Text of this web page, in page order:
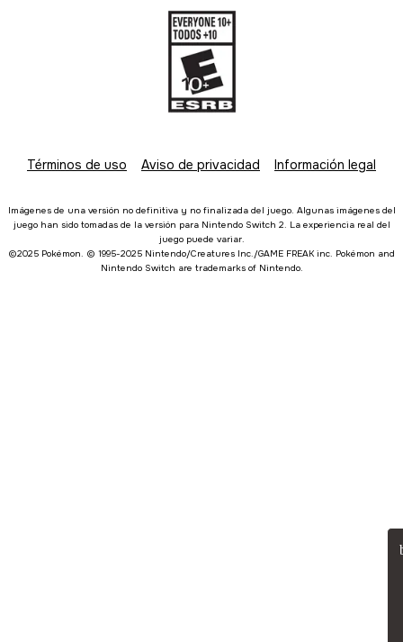
Términos de uso Aviso de privacidad Información legal
Imágenes de una versión no definitiva y no finalizada del juego. Algunas imágenes del
juego han sido tomadas de la versión para Nintendo Switch 2. La experiencia real del
juego puede variar.
©2025 Pokémon. © 1995-2025 Nintendo/Creatures Inc./GAME FREAK inc. Pokémon and
Nintendo Switch are trademarks of Nintendo.